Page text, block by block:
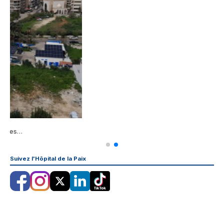
Suivez l'Hôpital de la Paix